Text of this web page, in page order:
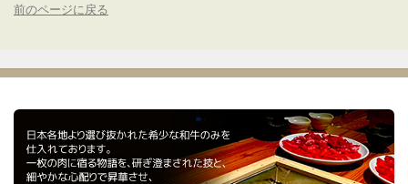
前のページに戻る